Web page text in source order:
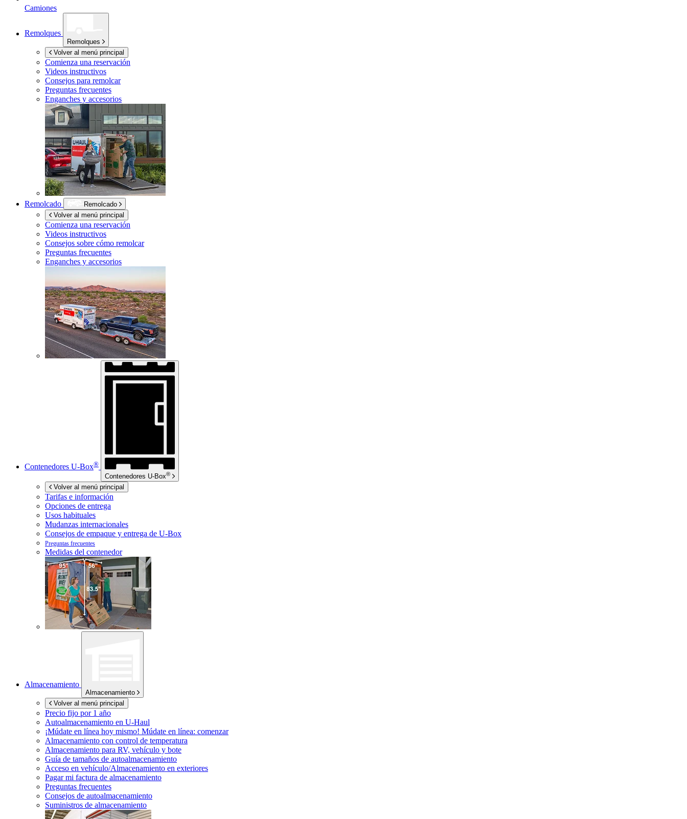
Camiones
Remolques
Remolques
Volver al menú principal
Comienza una reservación
Videos instructivos
Consejos para remolcar
Preguntas frecuentes
Enganches y accesorios
Remolcado
Remolcado
Volver al menú principal
Comienza una reservación
Videos instructivos
Consejos sobre cómo remolcar
Preguntas frecuentes
Enganches y accesorios
Contenedores U-Box®
Contenedores U-Box®
Volver al menú principal
Tarifas e información
Opciones de entrega
Usos habituales
Mudanzas internacionales
Consejos de empaque y entrega de U-Box
Preguntas frecuentes
Medidas del contenedor
Almacenamiento
Almacenamiento
Volver al menú principal
Precio fijo por 1 año
Autoalmacenamiento en U-Haul
¡Múdate en línea hoy mismo! Múdate en línea: comenzar
Almacenamiento con control de temperatura
Almacenamiento para RV, vehículo y bote
Guía de tamaños de autoalmacenamiento
Acceso en vehículo/Almacenamiento en exteriores
Pagar mi factura de almacenamiento
Preguntas frecuentes
Consejos de autoalmacenamiento
Suministros de almacenamiento